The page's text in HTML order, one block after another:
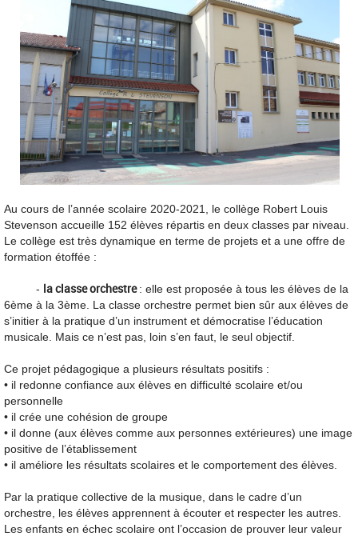
Au cours de l’année scolaire 2020-2021, le collège Robert Louis
Stevenson accueille 152 élèves répartis en deux classes par niveau.
Le collège est très dynamique en terme de projets et a une offre de
formation étoffée :
- la classe orchestre: elle est proposée à tous les élèves de la
6ème à la 3ème. La classe orchestre permet bien sûr aux élèves de
s’initier à la pratique d’un instrument et démocratise l’éducation
musicale. Mais ce n’est pas, loin s’en faut, le seul objectif.
Ce projet pédagogique a plusieurs résultats positifs :
• il redonne confiance aux élèves en difficulté scolaire et/ou
personnelle
• il crée une cohésion de groupe
• il donne (aux élèves comme aux personnes extérieures) une image
positive de l’établissement
• il améliore les résultats scolaires et le comportement des élèves.
Par la pratique collective de la musique, dans le cadre d’un
orchestre, les élèves apprennent à écouter et respecter les autres.
Les enfants en échec scolaire ont l’occasion de prouver leur valeur